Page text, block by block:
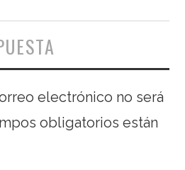
electrónico no será
obligatorios están